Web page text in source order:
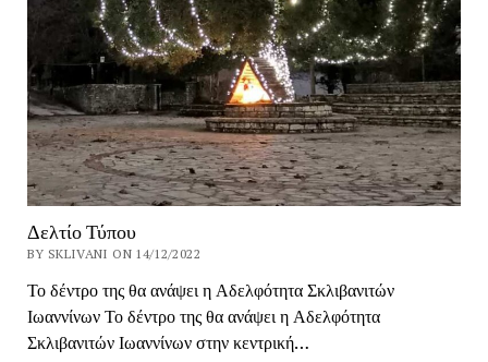
Δελτίο Τύπου
BY SKLIVANI ON 14/12/2022
Το δέντρο της θα ανάψει η Αδελφότητα Σκλιβανιτών
Ιωαννίνων Το δέντρο της θα ανάψει η Αδελφότητα
Σκλιβανιτών Ιωαννίνων στην κεντρική…